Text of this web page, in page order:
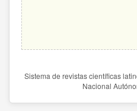
Sistema de revistas científicas
Nacional